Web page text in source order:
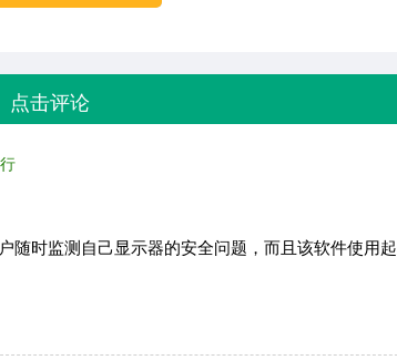
点击评论
随时监测自己显示器的安全问题，而且该软件使用